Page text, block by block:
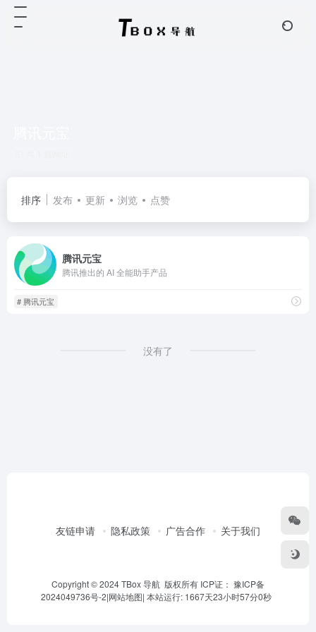
排序 发布 更新 浏览 点赞
腾讯元宝
腾讯推出的 AI 全能助手产品
# 腾讯元宝
没有了
友链申请 隐私政策 广告合作 关于我们
Copyright © 2024 TBox 导航 版权所有 ICP证： 豫ICP备
2024049736号-2|网站地图| 本站运行: 1667天23小时57分0秒